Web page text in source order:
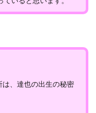
、達也の出生の秘密